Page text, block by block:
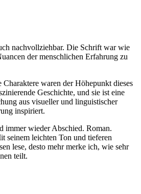
nachvollziehbar. Die Schrift war wie
der menschlichen Erfahrung zu
waren der Höhepunkt dieses
Geschichte, und sie ist eine
aus visueller und linguistischer
inspiriert.
immer wieder Abschied. Roman.
seinem leichten Ton und tieferen
lese, desto mehr merke ich, wie sehr
teilt.